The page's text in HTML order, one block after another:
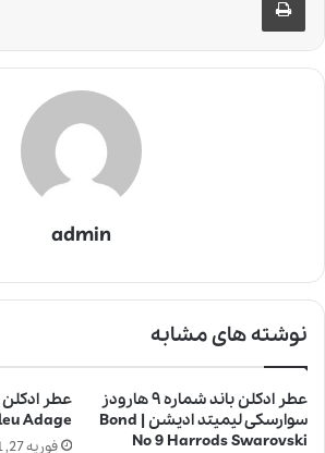
admin
نوشته های مشابه
عطر ادکلن باند شماره ۹ هارودز
سوارسکی لیمیتد ادیشن | Bond
No 9 Harrods Swarovski
عطر ادکلن
Adage
فوریه 27, 2021